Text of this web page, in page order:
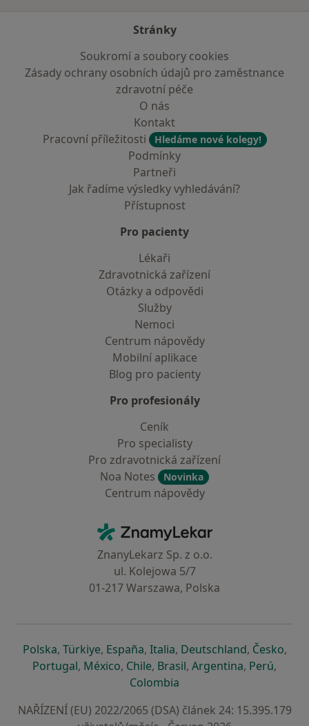
Stránky
Soukromí a soubory cookies
Zásady ochrany osobních údajů pro zaměstnance
zdravotní péče
O nás
Kontakt
Pracovní příležitosti
Hledáme nové kolegy!
Podmínky
Partneři
Jak řadíme výsledky vyhledávání?
Přístupnost
Pro pacienty
Lékaři
Zdravotnická zařízení
Otázky a odpovědi
Služby
Nemoci
Centrum nápovědy
Mobilní aplikace
Blog pro pacienty
Pro profesionály
Ceník
Pro specialisty
Pro zdravotnická zařízení
Noa Notes
Novinka
Centrum nápovědy
ZnamyLekar - Hlavní stránka
ZnanyLekarz Sp. z o.o.
ul. Kolejowa 5/7
01-217 Warszawa, Polska
Polskase otevře v nové záložce
, Türkiyese otevře v nové záložce
, Españase otevře v nové záložce
, Italiase otevře v nové záložce
, Deutschlandse otevře v
, Českose
,
Portugalse otevře v nové záložce
, Méxicose otevře v nové záložce
, Chilese otevře v nové záložce
, Brasilse otevře v nové
, Argentinase otevře v
, Perúse
,
Colombia
NAŘÍZENÍ (EU) 2022/2065 (DSA) článek 24: 15.395.179